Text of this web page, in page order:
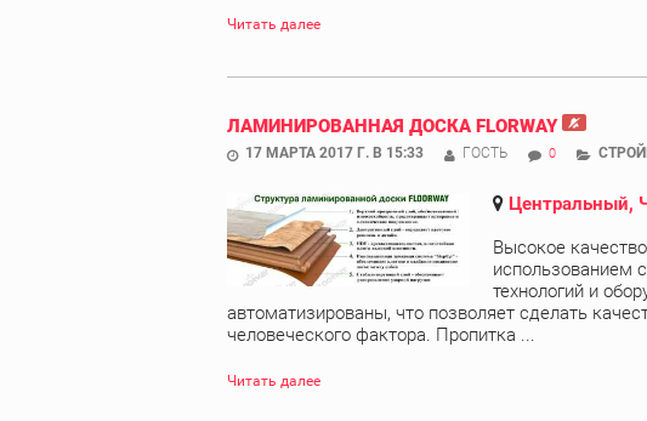
Читать далее
ЛАМИНИРОВАННАЯ ДОСКА FLORWAY
17 МАРТА 2017 Г. В 15:33 ГОСТЬ 0
Центральный,
Высокое
использованием
технологий и
автоматизированы, что позволяет сделать
человеческого фактора. Пропитка ...
Читать далее